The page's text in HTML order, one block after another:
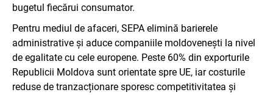
bugetul fiecărui consumator.
Pentru mediul de afaceri, SEPA elimină barierele
administrative și aduce companiile moldovenești la nivel
de egalitate cu cele europene. Peste 60% din exporturile
Republicii Moldova sunt orientate spre UE, iar costurile
reduse de tranzacționare sporesc competitivitatea și